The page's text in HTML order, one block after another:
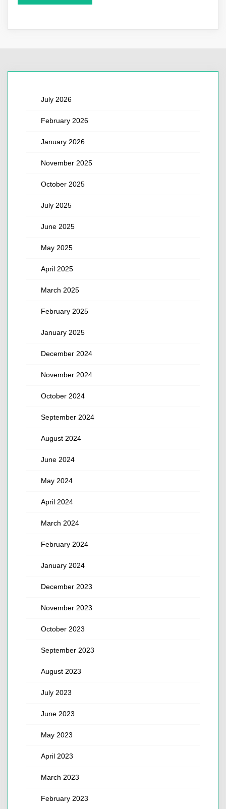
July 2026
February 2026
January 2026
November 2025
October 2025
July 2025
June 2025
May 2025
April 2025
March 2025
February 2025
January 2025
December 2024
November 2024
October 2024
September 2024
August 2024
June 2024
May 2024
April 2024
March 2024
February 2024
January 2024
December 2023
November 2023
October 2023
September 2023
August 2023
July 2023
June 2023
May 2023
April 2023
March 2023
February 2023